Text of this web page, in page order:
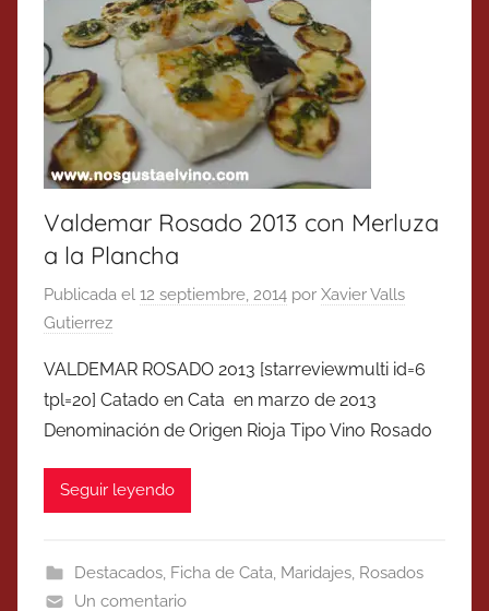
Valdemar Rosado 2013 con Merluza
a la Plancha
Publicada el 12 septiembre, 2014 por Xavier Valls
Gutierrez
VALDEMAR ROSADO 2013 [starreviewmulti id=6
tpl=20] Catado en Cata en marzo de 2013
Denominación de Origen Rioja Tipo Vino Rosado
Seguir leyendo
Destacados, Ficha de Cata, Maridajes, Rosados
Un comentario